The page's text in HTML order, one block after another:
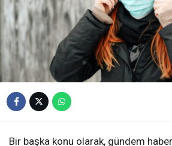
Bir başka konu olarak, gündem